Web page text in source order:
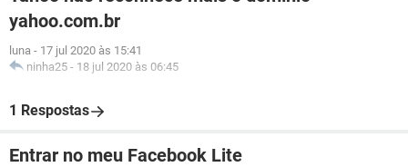
yahoo.com.br
luna - 17 jul 2020 às 15:41
ninha25 - 18 jul 2020 às 06:45
1 Respostas
Entrar no meu Facebook Lite